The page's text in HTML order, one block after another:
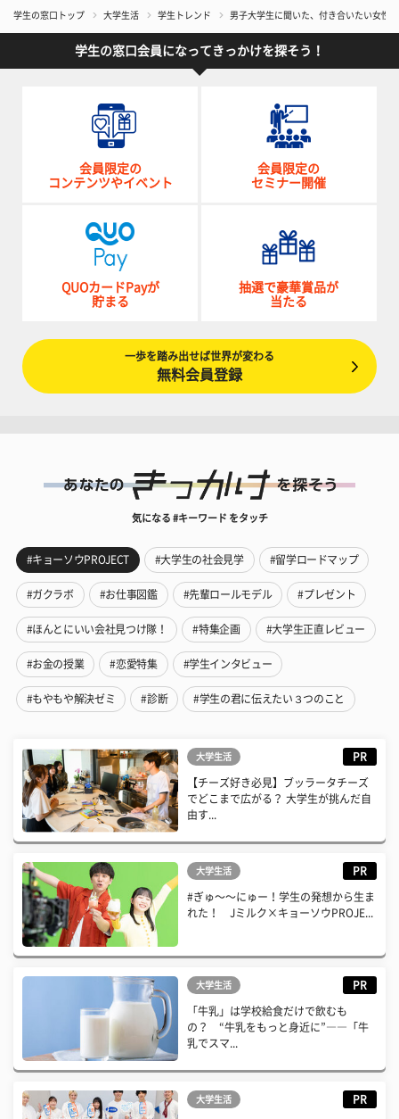
学生の窓口トップ 大学生活 学生トレンド 男子大学生に聞いた、付き合いたい女性
学生の窓口会員になってきっかけを探そう！
会員限定の
コンテンツやイベント
会員限定の
セミナー開催
QUOカードPayが
貯まる
抽選で豪華賞品が
当たる
一歩を踏み出せば世界が変わる
無料会員登録
気になる #キーワード をタッチ
#キョーソウPROJECT #大学生の社会見学 #留学ロードマップ
#ガクラボ #お仕事図鑑 #先輩ロールモデル #プレゼント
#ほんとにいい会社見つけ隊！ #特集企画 #大学生正直レビュー
#お金の授業 #恋愛特集 #学生インタビュー
#もやもや解決ゼミ #診断 #学生の君に伝えたい３つのこと
大学生活 PR
【チーズ好き必見】ブッラータチーズ
でどこまで広がる？ 大学生が挑んだ自
由す...
大学生活 PR
#ぎゅ〜〜にゅー！学生の発想から生ま
れた！ Jミルク×キョーソウPROJE...
大学生活 PR
「牛乳」は学校給食だけで飲むも
の？ “牛乳をもっと身近に”――「牛
乳でスマ...
大学生活 PR